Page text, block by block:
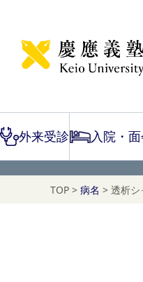
外来受診 入院・
Disease Name
TOP > 病名 > 透析シ